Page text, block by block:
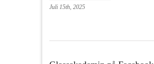
Juli 15th, 2025